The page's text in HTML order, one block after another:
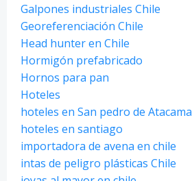
Galpones industriales Chile
Georeferenciación Chile
Head hunter en Chile
Hormigón prefabricado
Hornos para pan
Hoteles
hoteles en San pedro de Atacama
hoteles en santiago
importadora de avena en chile
intas de peligro plásticas Chile